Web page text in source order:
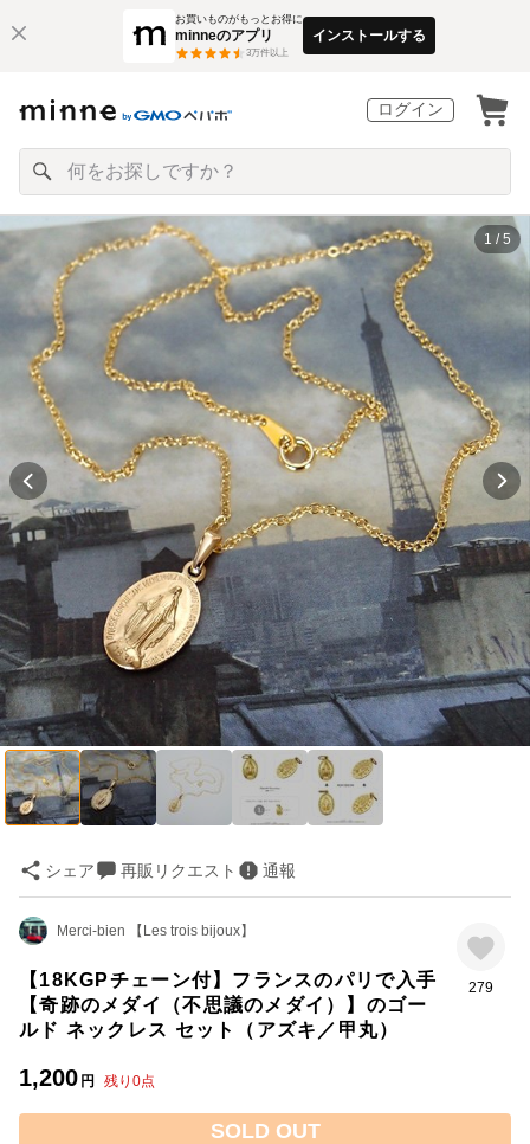
お買いものがもっとお得に
minneのアプリ
3万件以上
インストールする
ログイン
1 / 5
シェア 再販リクエスト 通報
Merci-bien 【Les trois bijoux】
【18KGPチェーン付】フランスのパリで入手
【奇跡のメダイ（不思議のメダイ）】のゴー
ルド ネックレス セット（アズキ／甲丸）
1,200 円 残り 0点
279
SOLD OUT